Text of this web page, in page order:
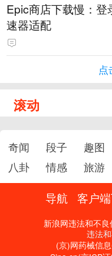
Epic商店下载慢：登
速器适配
点
滚动
奇闻 段子 趣图
八卦
情感 旅游
导航 客户
新浪网违法和不
违法
(京)网药械信